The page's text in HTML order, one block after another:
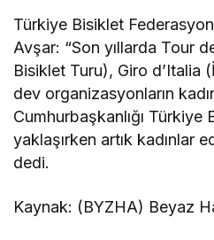
Türkiye Bisiklet
Avşar: “Son yıllarda Tour
Bisiklet Turu), Giro d’Italia
dev organizasyonların
Cumhurbaşkanlığı Türkiye
yaklaşırken artık kadınlar
dedi.
Kaynak: (BYZHA) Beyaz